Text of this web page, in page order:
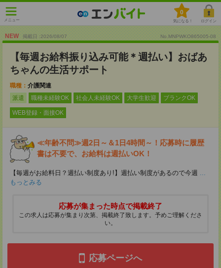
メニュー
0
気になる！ ログイン
NEW 掲載日 :2026/08/07 No.MNPWKO865005-08
【毎週お給料振り込み可能＊週払い】おばあ
ちゃんの生活サポート
職種： 介護関連
派遣
職種未経験OK 社会人未経験OK 大学生歓迎 ブランクOK
WEB登録・面接OK
≪年齢不問≫週2日～＆1日4時間～！応募時に履歴
書は不要で、お給料は週払いOK！
【毎週がお給料日？週払い制度あり!】週払い制度があるので今週 ...
もっとみる
応募が集まった時点で掲載終了
この求人は応募が集まり次第、掲載終了致します。予めご理解くださ
い。
応募ページへ